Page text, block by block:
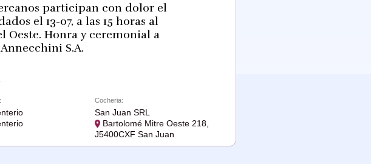
participan con dolor el
el 13-07, a las 15 horas al
Honra y ceremonial a
S.A.
Cocheria:
San Juan SRL
Bartolomé Mitre Oeste 218,
J5400CXF San Juan